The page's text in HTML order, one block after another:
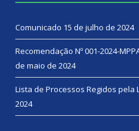
Comunicado 15 de julho de 2024
Recomendação Nº 001-2024-
de maio de 2024
Lista de Processos Regidos pela
2024